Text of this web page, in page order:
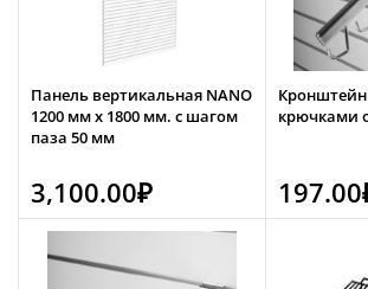
Панель вертикальная NANO
1200 мм х 1800 мм. с шагом
паза 50 мм
3,100.00₽
крючками
197.00